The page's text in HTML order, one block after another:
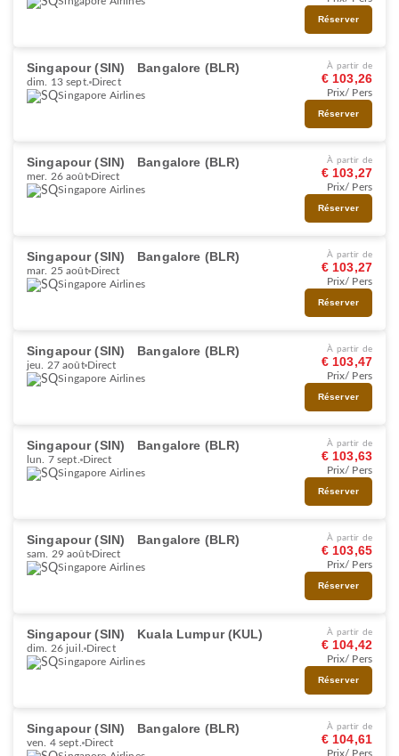
Réserver
Singapour (SIN) Bangalore (BLR)
dim. 13 sept. Direct
Singapore Airlines
À partir de
€ 103,26
Prix/ Pers
Réserver
Singapour (SIN) Bangalore (BLR)
mer. 26 août Direct
Singapore Airlines
À partir de
€ 103,27
Prix/ Pers
Réserver
Singapour (SIN) Bangalore (BLR)
mar. 25 août Direct
Singapore Airlines
À partir de
€ 103,27
Prix/ Pers
Réserver
Singapour (SIN) Bangalore (BLR)
jeu. 27 août Direct
Singapore Airlines
À partir de
€ 103,47
Prix/ Pers
Réserver
Singapour (SIN) Bangalore (BLR)
lun. 7 sept. Direct
Singapore Airlines
À partir de
€ 103,63
Prix/ Pers
Réserver
Singapour (SIN) Bangalore (BLR)
sam. 29 août Direct
Singapore Airlines
À partir de
€ 103,65
Prix/ Pers
Réserver
Singapour (SIN) Kuala Lumpur (KUL)
dim. 26 juil.
Direct
Singapore Airlines
À partir de
€ 104,42
Prix/ Pers
Réserver
Singapour (SIN) Bangalore (BLR)
ven. 4 sept. Direct
À partir de
€ 104,61
Prix/ Pers